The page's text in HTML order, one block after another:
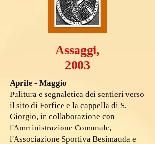
Assaggi,
2003
Aprile - Maggio
Pulitura e segnaletica dei sentieri verso
il sito di Forfice e la cappella di S.
Giorgio, in collaborazione con
l'Amministrazione Comunale,
l'Associazione Sportiva Besimauda e